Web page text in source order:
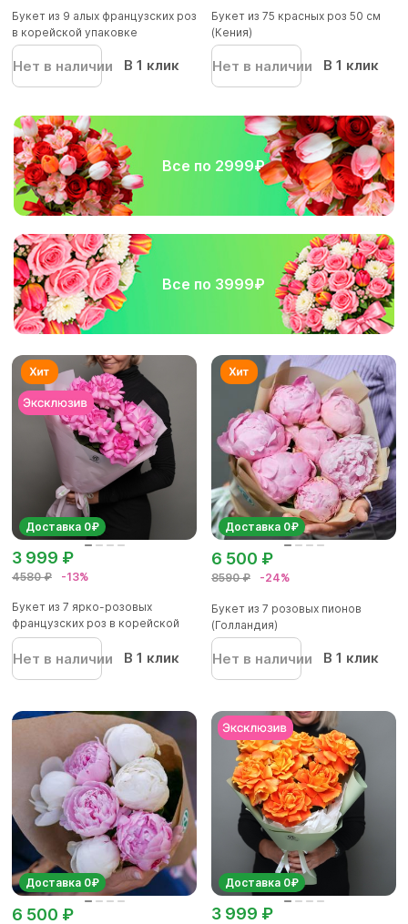
Букет из 9 алых французских роз
в корейской упаковке
Нет в наличии В 1 клик
Букет из 75 красных роз 50 см
(Кения)
Нет в наличии В 1 клик
Все по 2999₽
Все по 3999₽
Доставка 0₽
4580 ₽ -13%
3 999 ₽
Букет из 7 ярко-розовых
французских роз в корейской
упа...
Нет в наличии В 1 клик
Доставка 0₽
8590 ₽ -24%
6 500 ₽
Букет из 7 розовых пионов
(Голландия)
Нет в наличии В 1 клик
Доставка 0₽
6 500 ₽
Доставка 0₽
3 999 ₽